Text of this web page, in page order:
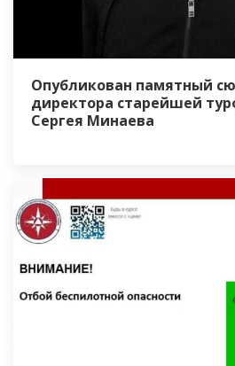
Опубликован памятный
директора старейшей
Сергея Минаева